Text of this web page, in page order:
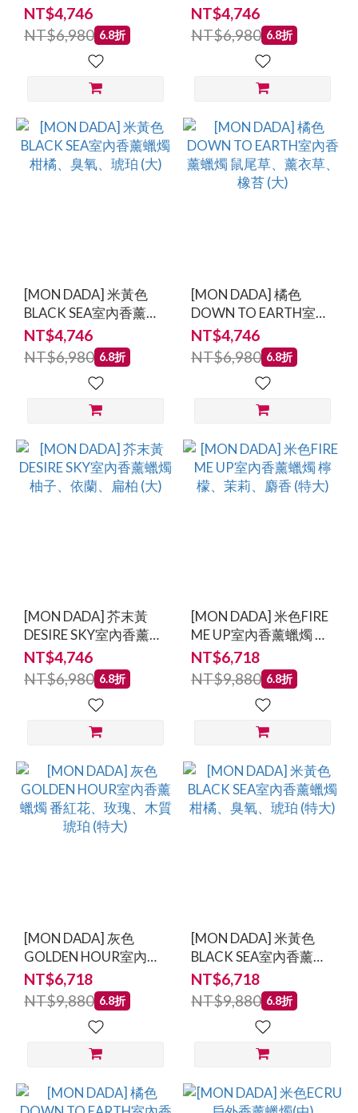
檬、茉莉、麝香(大)
NT$4,746
NT$6,980 6.8折
薰蠟燭 番紅花、玫瑰、
木質琥珀 (大)
NT$4,746
NT$6,980 6.8折
[MON DADA] 米黃色
BLACK SEA室內香薰蠟
燭 柑橘、臭氧、琥珀
(大)
NT$4,746
NT$6,980 6.8折
[MON DADA] 橘色
DOWN TO EARTH室內
香薰蠟燭 鼠尾草、薰衣
草、橡苔 (大)
NT$4,746
NT$6,980 6.8折
[MON DADA] 芥末黃
DESIRE SKY室內香薰蠟
燭 柚子、依蘭、扁柏
(大)
NT$4,746
NT$6,980 6.8折
[MON DADA] 米色FIRE
ME UP室內香薰蠟燭 檸
檬、茉莉、麝香 (特大)
NT$6,718
NT$9,880 6.8折
[MON DADA] 灰色
GOLDEN HOUR室內香
薰蠟燭 番紅花、玫瑰、
木質琥珀 (特大)
NT$6,718
NT$9,880 6.8折
[MON DADA] 米黃色
BLACK SEA室內香薰蠟
燭 柑橘、臭氧、琥珀
(特大)
NT$6,718
NT$9,880 6.8折